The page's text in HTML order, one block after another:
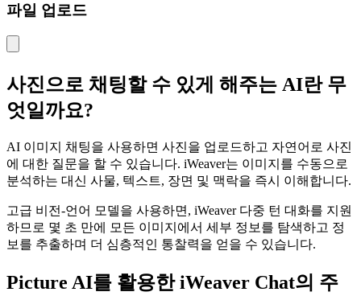
파일 업로드
사진으로 채팅할 수 있게 해주는 AI란 무
엇일까요?
AI 이미지 채팅을 사용하면 사진을 업로드하고 자연어로 사진
에 대한 질문을 할 수 있습니다. iWeaver는 이미지를 수동으로
분석하는 대신 사물, 텍스트, 장면 및 맥락을 즉시 이해합니다.
고급 비전-언어 모델을 사용하면, iWeaver 다중 턴 대화를 지원
하므로 몇 초 만에 모든 이미지에서 세부 정보를 탐색하고 정
보를 추출하며 더 심층적인 통찰력을 얻을 수 있습니다.
Picture AI를 활용한 iWeaver Chat의 주